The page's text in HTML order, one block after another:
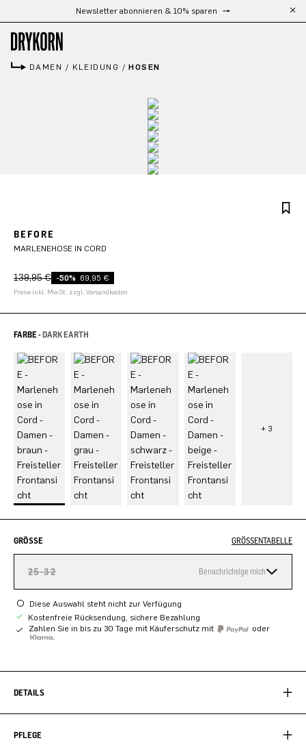
Zum Hauptinhalt springen
Kostenloser Versand ab 300 €
DAMEN / KLEIDUNG /HOSEN
BEFORE
MARLENEHOSE IN CORD
139,95 € -50% 69,95 €
Preise inkl. MwSt. zzgl. Versandkosten
FARBE -DARK EARTH
GRÖSSE GRÖSSENTABELLE
25-32 Benachrichtige mich
Diese Auswahl steht nicht zur Verfügung
Kostenfreie Rücksendung, sichere Bezahlung
Zahlen Sie in bis zu 30 Tage mit Käuferschutz mit
oder
DETAILS
PFLEGE